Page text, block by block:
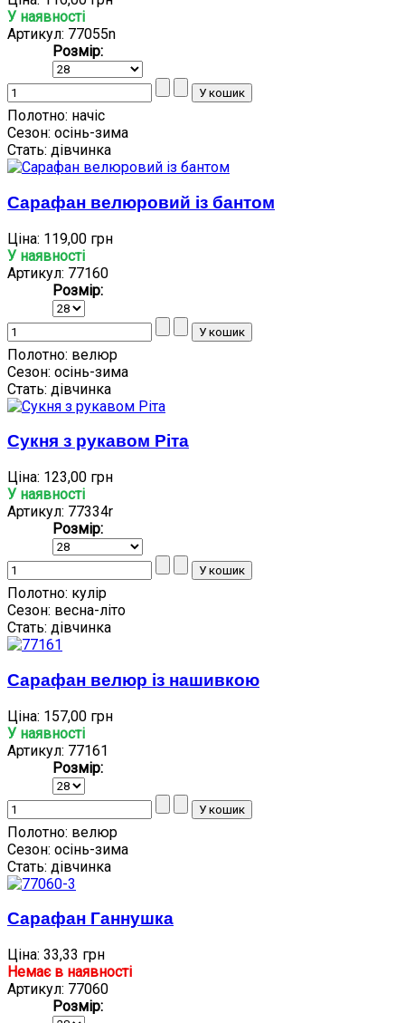
У наявності
Артикул: 77055n
Розмір:
Полотно: начіс
Сезон: осінь-зима
Стать: дівчинка
Сарафан велюровий із бантом
Ціна: 119,00 грн
У наявності
Артикул: 77160
Розмір:
Полотно: велюр
Сезон: осінь-зима
Стать: дівчинка
Сукня з рукавом Ріта
Ціна: 123,00 грн
У наявності
Артикул: 77334r
Розмір:
Полотно: кулір
Сезон: весна-літо
Стать: дівчинка
Сарафан велюр із нашивкою
Ціна: 157,00 грн
У наявності
Артикул: 77161
Розмір:
Полотно: велюр
Сезон: осінь-зима
Стать: дівчинка
Сарафан Ганнушка
Ціна: 33,33 грн
Немає в наявності
Артикул: 77060
Розмір: